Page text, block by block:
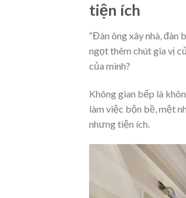
tiện ích
“Đàn ông xây nhà, đàn
ngọt thêm chút gia vị
của mình?
Không gian bếp là
làm việc bộn bề, mệt
nhưng tiện ích.